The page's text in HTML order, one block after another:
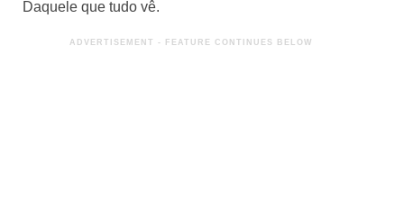
Daquele que tudo vê.